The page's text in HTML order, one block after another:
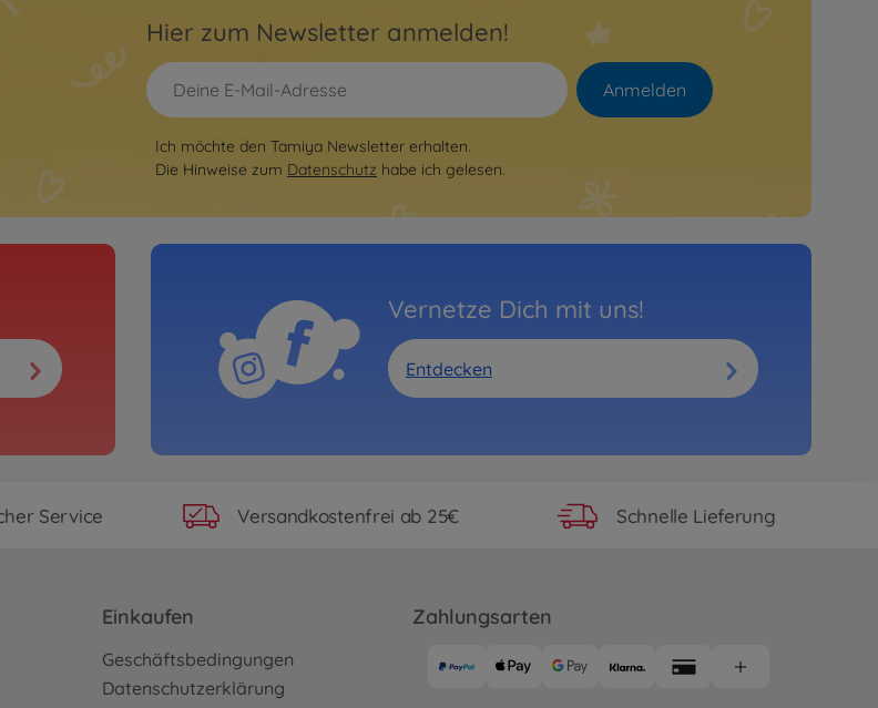
Hier zum Newsletter anmelden!
Anmelden
Ich möchte den Tamiya Newsletter erhalten.
Die Hinweise zum Datenschutz habe ich gelesen.
Vernetze Dich mit uns!
Entdecken
Service Versandkostenfrei ab 25€ Schnelle Lieferung
Einkaufen
Geschäftsbedingungen
Datenschutzerklärung
Zahlungsarten